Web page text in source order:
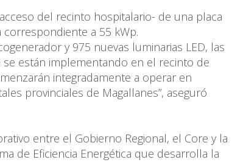
del recinto hospitalario- de una placa
a 55 kWp.
y 975 nuevas luminarias LED, las
están implementando en el recinto de
integradamente a operar en
provinciales de Magallanes”, aseguró
entre el Gobierno Regional, el Core y la
de Eficiencia Energética que desarrolla la